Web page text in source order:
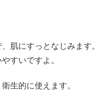
肌にすっとなじみます。
すいですよ。
生的に使えます。